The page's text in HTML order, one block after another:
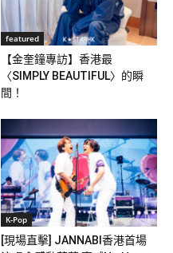
featured
【金奎鐘專訪】香港最
〈SIMPLY BEAUTIFUL〉的瞬
間！
K-Pop
[現場直擊] JANNABI香港首場